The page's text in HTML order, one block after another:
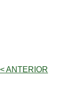
< ANTERIOR